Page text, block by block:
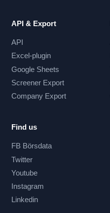
API & Export
API
Excel-plugin
Google Sheets
Screener Export
Company Export
Find us
FB Börsdata
Twitter
Youtube
Instagram
Linkedin